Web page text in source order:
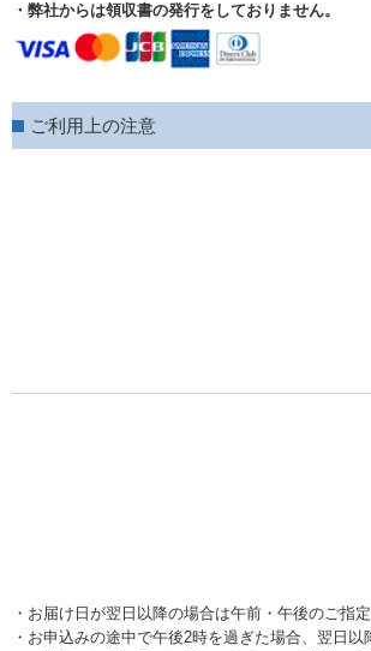
・弊社からは領収書の発行をしておりません。
ご利用上の注意
・お届け日が翌日以降の場合は午前・午後のご指
・お申込みの途中で午後2時を過ぎた場合、翌日以